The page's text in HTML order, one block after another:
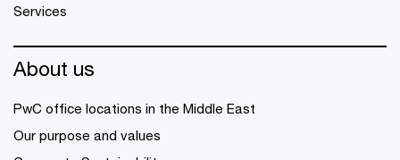
Services
About us
PwC office locations in the Middle East
Our purpose and values